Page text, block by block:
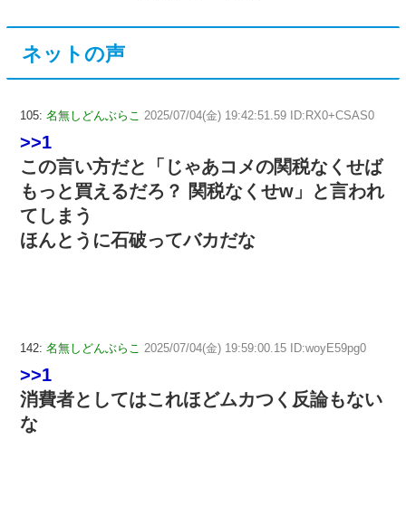
ネットの声
105: 名無しどんぶらこ 2025/07/04(金) 19:42:51.59 ID:RX0+CSAS0
>>1
この言い方だと「じゃあコメの関税なくせば
もっと買えるだろ？ 関税なくせw」と言われ
てしまう
ほんとうに石破ってバカだな
142: 名無しどんぶらこ 2025/07/04(金) 19:59:00.15 ID:woyE59pg0
>>1
消費者としてはこれほどムカつく反論もない
な